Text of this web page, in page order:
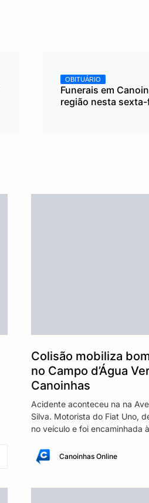
OBITUÁRIO
Funerais em
região nesta sexta-
Colisão mobiliza
no Campo d’Água
Canoinhas
Acidente aconteceu na na
Silva. Motorista do Fiat Uno,
no veículo e foi encaminhada
Canoinhas Online